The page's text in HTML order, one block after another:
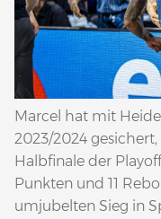
Marcel hat mit
2023/2024
Halbfinale der
Punkten und 11
umjubelten Sieg in